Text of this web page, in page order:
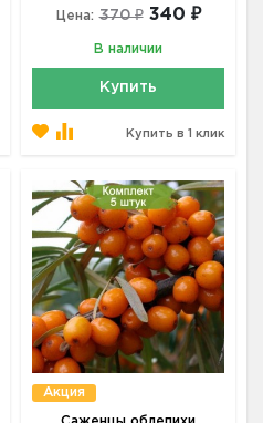
Цена: 370 ₽ 340 ₽
В наличии
Купить
Купить в 1 клик
Акция